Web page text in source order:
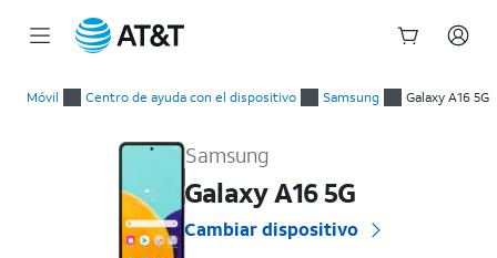
Móvil Centro de ayuda con el dispositivo Samsung Galaxy A16 5G
Samsung
Galaxy A16 5G
Cambiar dispositivo